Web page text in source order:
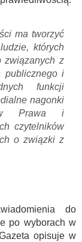
ma tworzyć
których
związanych z
publicznego i
funkcji
nagonki
Prawa i
czytelników
o związki z
do
po wyborach w
opisuje w